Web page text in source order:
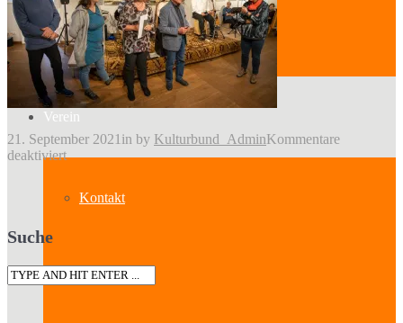
Kategorien
Verein
Kontakt
Über uns
21. September 2021 in by Kulturbund_AdminKommentare
deaktiviertfür
Suche